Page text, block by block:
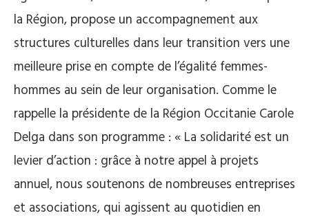
la Région, propose un accompagnement aux
structures culturelles dans leur transition vers une
meilleure prise en compte de l’égalité femmes-
hommes au sein de leur organisation. Comme le
rappelle la présidente de la Région Occitanie Carole
Delga dans son programme : « La solidarité est un
levier d’action : grâce à notre appel à projets
annuel, nous soutenons de nombreuses entreprises
et associations, qui agissent au quotidien en